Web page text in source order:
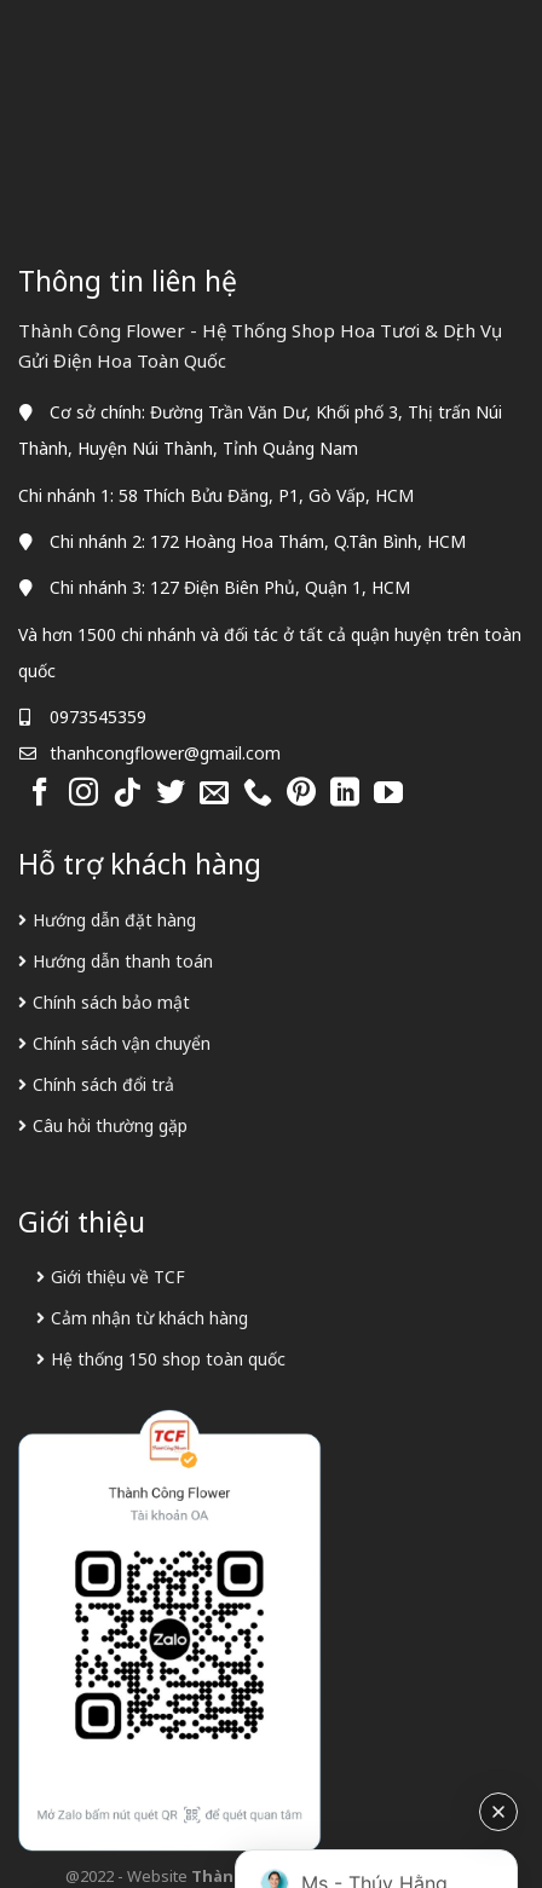
Thông tin liên hệ
Thành Công Flower - Hệ Thống Shop Hoa Tươi & Dịch Vụ
Gửi Điện Hoa Toàn Quốc
Cơ sở chính: Đường Trần Văn Dư, Khối phố 3, Thị trấn Núi
Thành, Huyện Núi Thành, Tỉnh Quảng Nam
Chi nhánh 1: 58 Thích Bửu Đăng, P1, Gò Vấp, HCM
Chi nhánh 2: 172 Hoàng Hoa Thám, Q.Tân Bình, HCM
Chi nhánh 3: 127 Điện Biên Phủ, Quận 1, HCM
Và hơn 1500 chi nhánh và đối tác ở tất cả quận huyện trên toàn
quốc
0973545359
thanhcongflower@gmail.com
Hỗ trợ khách hàng
Hướng dẫn đặt hàng
Hướng dẫn thanh toán
Chính sách bảo mật
Chính sách vận chuyển
Chính sách đổi trả
Câu hỏi thường gặp
Giới thiệu
Giới thiệu về TCF
Cảm nhận từ khách hàng
Hệ thống 150 shop toàn quốc
@2022 - Website Thành Công Flower| Design bởi
Ms - Thúy Hằng